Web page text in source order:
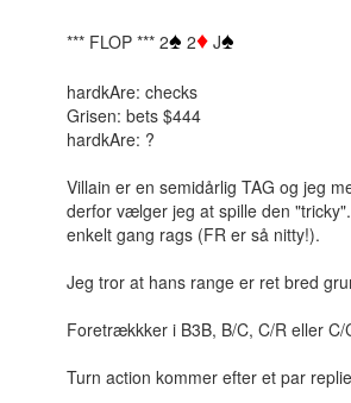
*** FLOP *** 2♠ 2♦ J♠
hardkAre: checks
Grisen: bets $444
hardkAre: ?
Villain er en semidårlig TAG og jeg
derfor vælger jeg at spille den
enkelt gang rags (FR er så nitty!).
Jeg tror at hans range er ret bred
Foretrækkker i B3B, B/C, C/R eller
Turn action kommer efter et par